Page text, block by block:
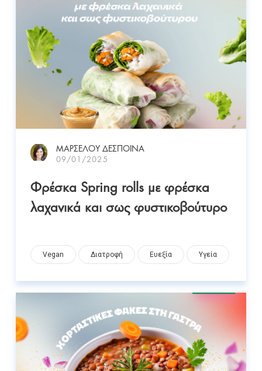
ΜΑΡΣΕΛΟΥ ΔΕΣΠΟΙΝΑ
09/01/2025
Φρέσκα Spring rolls με φρέσκα
λαχανικά και σως φυστικοβούτυρο
Vegan Διατροφή Ευεξία Υγεία